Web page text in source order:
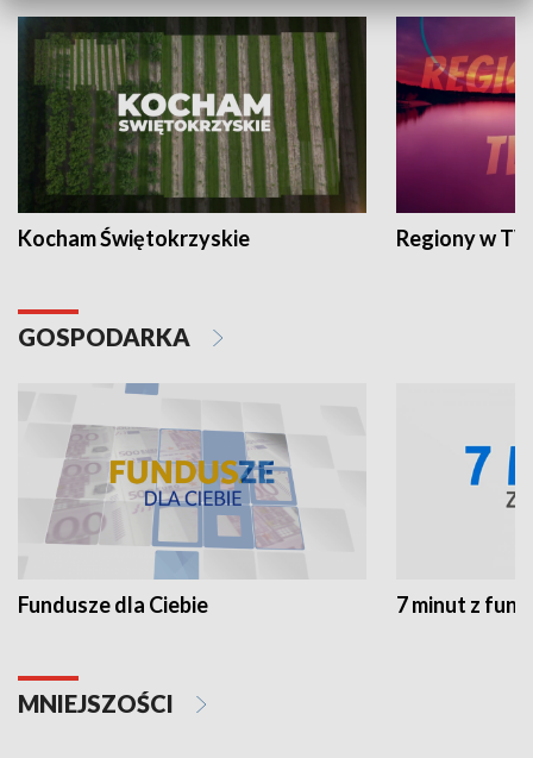
Kocham Świętokrzyskie Regiony w
GOSPODARKA
Fundusze dla Ciebie 7 minut z
MNIEJSZOŚCI